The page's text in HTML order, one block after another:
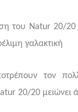
του Natur 20/
γαλακτική
τον
20/20 μειώνει